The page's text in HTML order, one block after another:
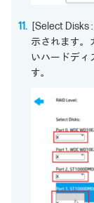
[Select Disks
示されます。
いハードディ
す。